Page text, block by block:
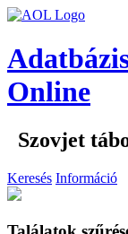
Online
Szovjet
Keresés Információ